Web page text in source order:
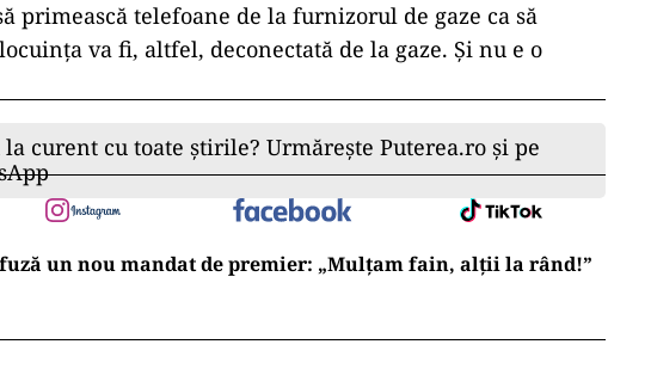
primească telefoane de la furnizorul de gaze ca să
va fi, altfel, deconectată de la gaze. Și nu e o
curent cu toate știrile? Urmărește Puterea.ro și pe
un nou mandat de premier: „Mulțam fain, alții la rând!”